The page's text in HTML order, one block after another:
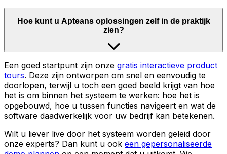
Hoe kunt u Apteans oplossingen zelf in de praktijk
zien?
Een goed startpunt zijn onze gratis interactieve product
tours. Deze zijn ontworpen om snel en eenvoudig te
doorlopen, terwijl u toch een goed beeld krijgt van hoe
het is om binnen het systeem te werken: hoe het is
opgebouwd, hoe u tussen functies navigeert en wat de
software daadwerkelijk voor uw bedrijf kan betekenen.
Wilt u liever live door het systeem worden geleid door
onze experts? Dan kunt u ook een gepersonaliseerde